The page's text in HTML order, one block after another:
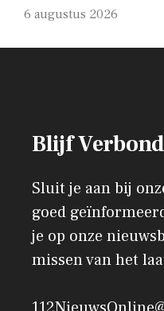
6 augustus 2026
Blijf
Sluit je aan bij
goed
je op onze
missen van het